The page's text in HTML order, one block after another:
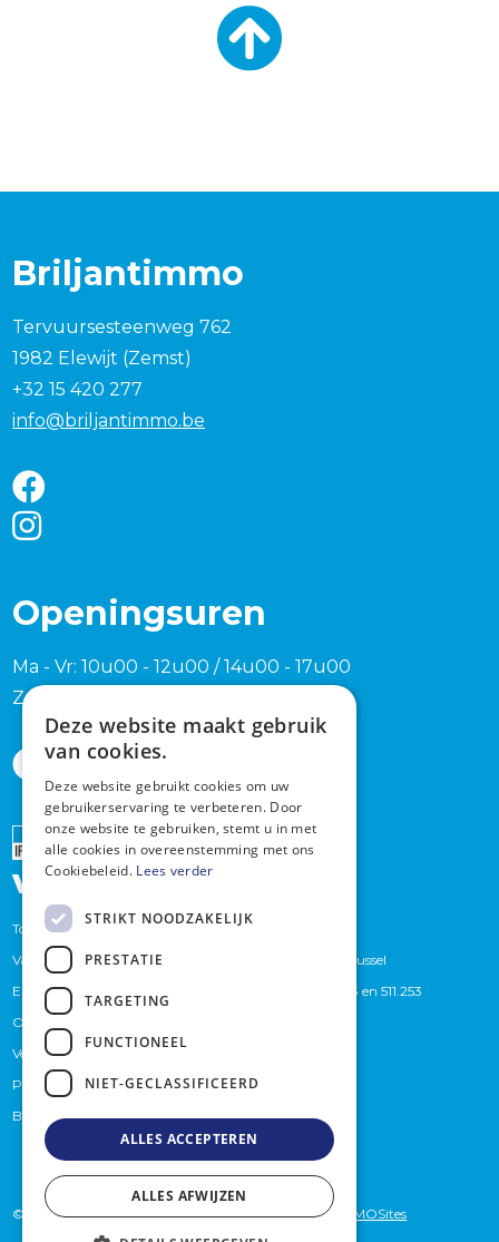
Briljantimmo
Tervuursesteenweg 762
1982 Elewijt (Zemst)
+32 15 420 277
info@briljantimmo.be
Openingsuren
Ma - Vr: 10u00 - 12u00 / 14u00 - 17u00
Zaterdag en zondag na afspraak
Erkend
vastgoedmakelaar
Toezichthoudende autoriteit : Beroepsinstituut van
Vastgoedmakelaars,Luxemburgstraat 16 B te 1000 Brussel
Erkend Vastgoedmakelaars bemiddelaars BIV. 509.373 en 511.253
Onderworpen aan de
Verzekeraar (BA en borgstelling): Axa
Polisnummer 730.390160
Btwnummer: BE 0759.439.625
© 2026 - Briljantimmo -privacybeleid- Website by KMOSites
Deze website maakt gebruik
van cookies.
Deze website gebruikt cookies om uw
gebruikerservaring te verbeteren. Door
onze website te gebruiken, stemt u in met
alle cookies in overeenstemming met ons
Cookiebeleid. Lees verder
STRIKT NOODZAKELIJK
PRESTATIE
TARGETING
FUNCTIONEEL
NIET-GECLASSIFICEERD
ALLES ACCEPTEREN
ALLES AFWIJZEN